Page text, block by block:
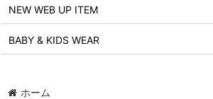
NEW WEB UP ITEM
BABY & KIDS WEAR
ホーム